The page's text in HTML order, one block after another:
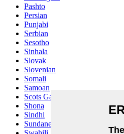
Pashto
Persian
Punjabi
Serbian
Sesotho
Sinhala
Slovak
Slovenian
Somali
Samoan
Scots Gaelic
Shona
Sindhi
Sundanese